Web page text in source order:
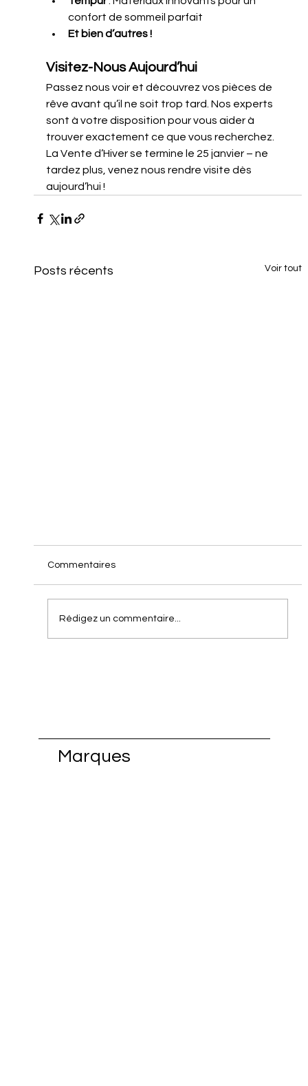
confort de sommeil parfait
Et bien d’autres !
Visitez-Nous Aujourd’hui
Passez nous voir et découvrez vos pièces de
rêve avant qu’il ne soit trop tard. Nos experts
sont à votre disposition pour vous aider à
trouver exactement ce que vous recherchez.
La Vente d’Hiver se termine le 25 janvier – ne
tardez plus, venez nous rendre visite dès
aujourd’hui !
Posts récents Voir tout
Commentaires
Rédigez un commentaire...
Marques